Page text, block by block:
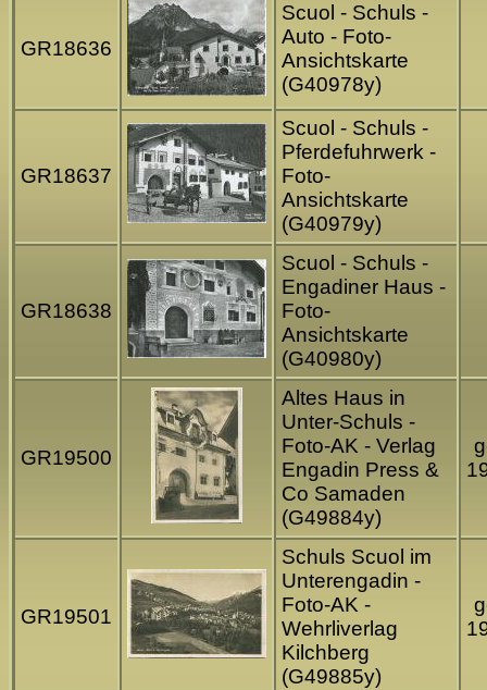
GR18636
Scuol - Schuls -
Auto - Foto-
Ansichtskarte
(G40978y)
GR18637
Scuol - Schuls -
Pferdefuhrwerk -
Foto-
Ansichtskarte
(G40979y)
GR18638
Scuol - Schuls -
Engadiner Haus -
Foto-
Ansichtskarte
(G40980y)
GR19500
Altes Haus in
Unter-Schuls -
Foto-AK - Verlag
Engadin Press &
Co Samaden
(G49884y)
GR19501
Schuls Scuol im
Unterengadin -
Foto-AK -
Wehrliverlag
Kilchberg
(G49885y)